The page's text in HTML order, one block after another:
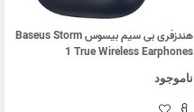
هندزفری بی سیم بیسوس Baseus Storm
1 True Wireless Earphones
NGTW140201
ناموجود